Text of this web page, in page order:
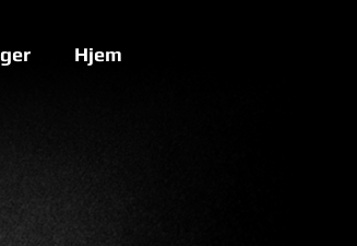
Hjem